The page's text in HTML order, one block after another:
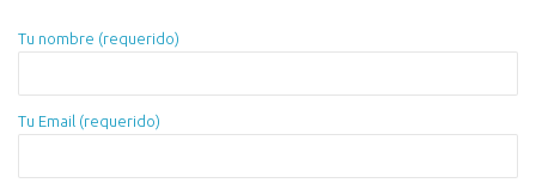
Tu nombre (requerido)
Tu Email (requerido)